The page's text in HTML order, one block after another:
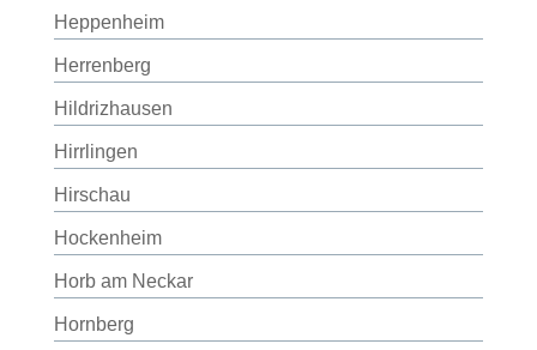
Heppenheim
Herrenberg
Hildrizhausen
Hirrlingen
Hirschau
Hockenheim
Horb am Neckar
Hornberg